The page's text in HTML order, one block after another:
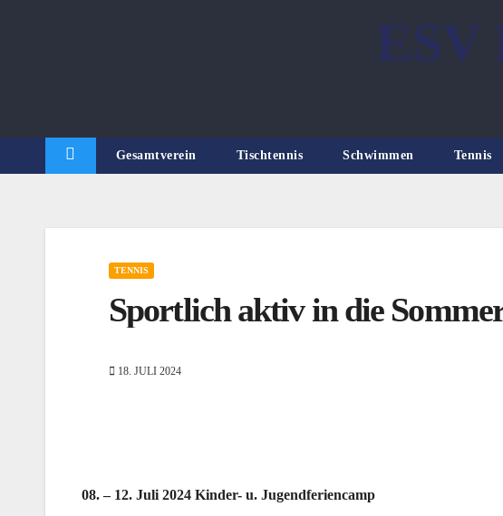
ESV
Gesamtverein Tischtennis Schwimmen Tennis
TENNIS
Sportlich aktiv in die
18. JULI 2024
08. – 12. Juli 2024 Kinder- u. Jugendferiencamp